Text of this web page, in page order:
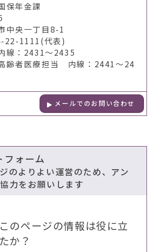
保年金課
中央一丁目8-1
22-1111(代表)
線：2431～2435
齢者医療担当 内線：2441～24
メールでのお問い合わせ
フォーム
のよりよい運営のため、アン
力をお願いします
のページの情報は役に立
か？